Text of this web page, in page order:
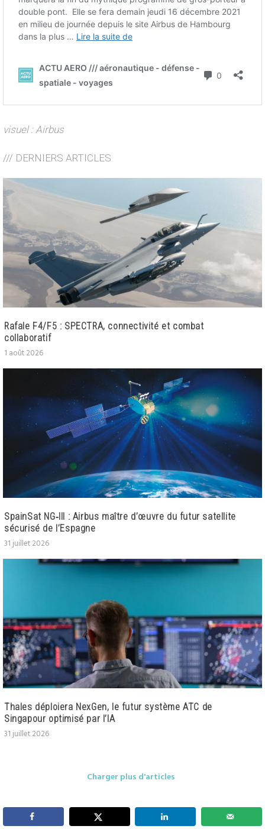
visuel : Airbus
/// DERNIERS ARTICLES
Rafale F4/F5 : SPECTRA, connectivité et combat
collaboratif
1 août 2026
SpainSat NG‑III : Airbus maître d’œuvre du futur satellite
sécurisé de l’Espagne
31 juillet 2026
Thales déploiera NexGen, le futur système ATC de
Singapour optimisé par l’IA
31 juillet 2026
Charger plus d'articles